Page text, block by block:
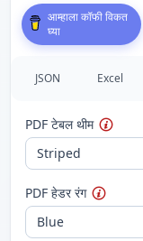
आम्हाला कॉफी विकत
घ्या
JSON Excel
PDF टेबल थीम
PDF हेडर रंग